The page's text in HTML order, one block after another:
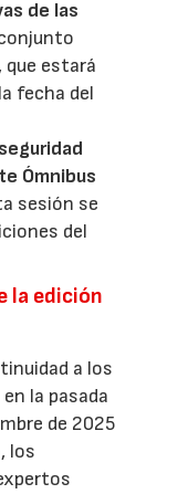
de las
que estará
fecha del
Ómnibus
sesión se
del
la edición
a los
la pasada
de 2025
los